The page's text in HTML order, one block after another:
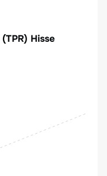
(TPR) Hisse